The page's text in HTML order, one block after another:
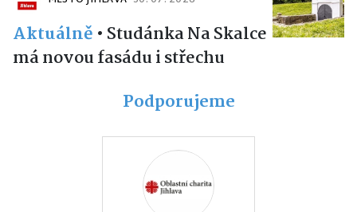
Aktuálně • Studánka Na Skalce
má novou fasádu i střechu
Podporujeme